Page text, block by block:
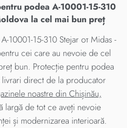
podea A-10001-15-310
la cel mai bun preț
10001-15-310 Stejar от Midas -
cei care au nevoie de cel
bun. Protecție pentru podea
livrari direct de la producator
noastre din Chișinău,
largă de tot ce aveți nevoie
și modernizarea interioară.